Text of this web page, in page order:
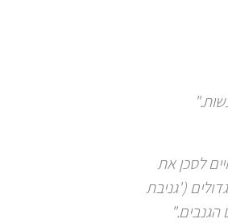
לסכן את
('גניבת